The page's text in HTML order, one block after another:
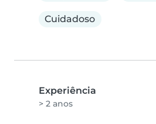
Cuidadoso
Experiência
> 2 anos